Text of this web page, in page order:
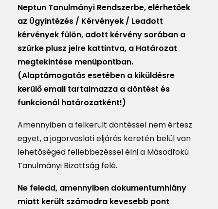
Neptun Tanulmányi Rendszerbe, elérhetőek
az Ügyintézés / Kérvények / Leadott
kérvények fülön, adott kérvény sorában a
szürke plusz jelre kattintva, a Határozat
megtekintése menüpontban.
(Alaptámogatás esetében a kiküldésre
kerülő email tartalmazza a döntést és
funkcionál határozatként!)
Amennyiben a felkerült döntéssel nem értesz
egyet, a jogorvoslati eljárás keretén belül van
lehetőséged fellebbezéssel élni a Másodfokú
Tanulmányi Bizottság felé.
Ne feledd, amennyiben dokumentumhiány
miatt került számodra kevesebb pont